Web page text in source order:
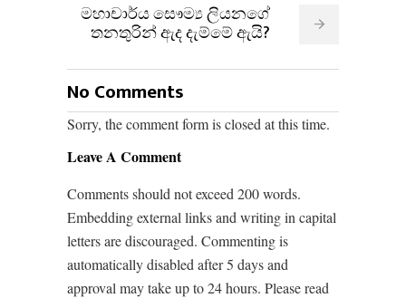
මහාචාර්ය සෞම්‍ය ලියනගේ
තනතුරින් ඇද දැම්මේ ඇයි?
No Comments
Sorry, the comment form is closed at this time.
Leave A Comment
Comments should not exceed 200 words.
Embedding external links and writing in capital
letters are discouraged. Commenting is
automatically disabled after 5 days and
approval may take up to 24 hours. Please read